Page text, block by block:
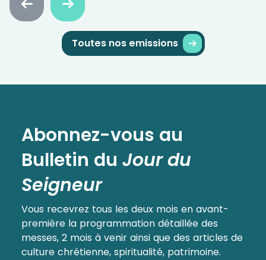
Faire
défiler
Faire
défiler
avant
Toutes nos emissions
Abonnez-vous au
Bulletin du Jour du
Seigneur
Vous recevrez tous les deux mois en avant-
première la programmation détaillée des
messes, 2 mois à venir ainsi que des articles de
culture chrétienne, spiritualité, patrimoine.